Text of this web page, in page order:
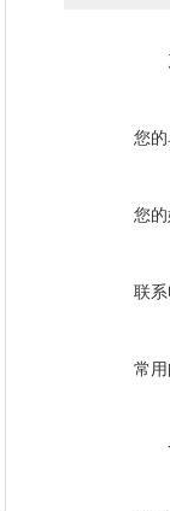
您
您
联
常